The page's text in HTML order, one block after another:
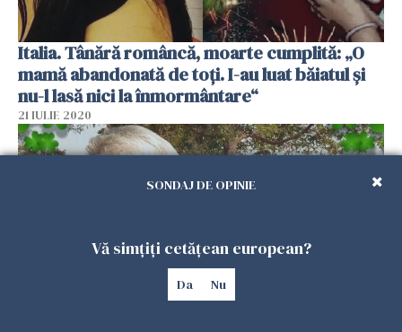
Italia. Tânără româncă, moarte cumplită: „O
mamă abandonată de toți. I-au luat băiatul și
nu-l lasă nici la înmormântare“
21 IULIE 2020
SONDAJ DE OPINIE
Vă simțiți cetățean european?
Da Nu